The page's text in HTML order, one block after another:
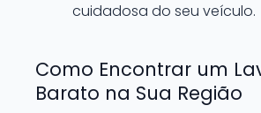
cuidadosa do seu veículo.
Como Encontrar um
Barato na Sua Região